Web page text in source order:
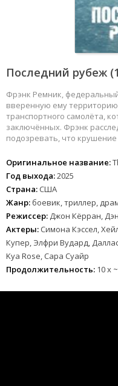
Последний рубеж
Фрэнк Ремник,
вверенную ему
транспортного самолёта,
заключённых. Фрэнк
подозревать, что
Оригинальное название:
Год выхода:2025
Страна: США
Жанр: боевик, триллер,
Режиссер: Джон Кёрран,
Актеры: Симона Кэссел,
Купер, Элфри Вудард,
Kya Rose, Сара Суайр
Продолжительность: 10 х